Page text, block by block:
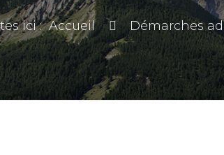
ici :Accueil Démarches